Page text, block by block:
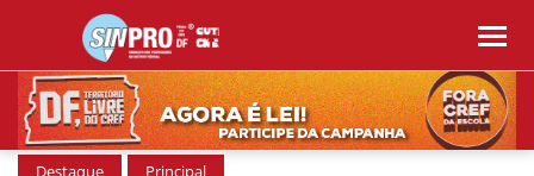
Destaque Principal